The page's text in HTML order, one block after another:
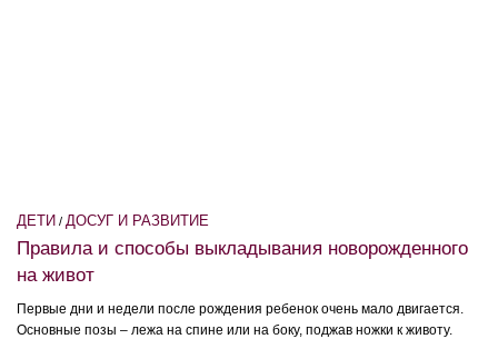
ДЕТИ / ДОСУГ И РАЗВИТИЕ
Правила и способы выкладывания новорожденного
на живот
Первые дни и недели после рождения ребенок очень мало двигается.
Основные позы – лежа на спине или на боку, поджав ножки к животу.